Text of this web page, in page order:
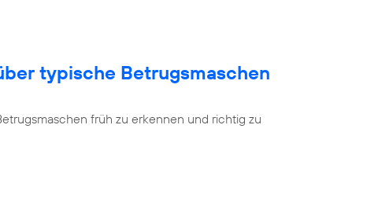
typische Betrugsmaschen
früh zu erkennen und richtig zu